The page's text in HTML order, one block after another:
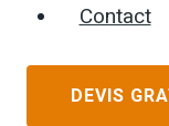
Contact
DEVIS